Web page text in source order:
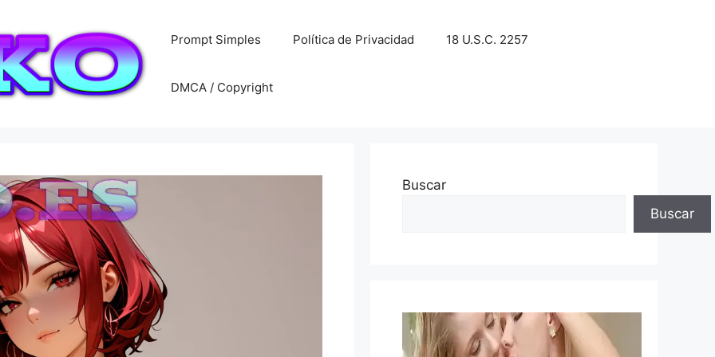
Prompt Simples Política de Privacidad 18 U.S.C. 2257
DMCA / Copyright
Buscar
Buscar